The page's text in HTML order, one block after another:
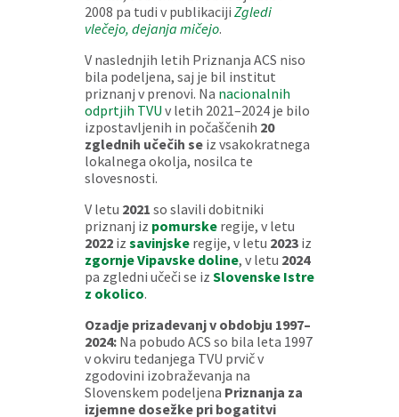
2008 pa tudi v publikaciji Zgledi
vlečejo, dejanja mičejo.
V naslednjih letih Priznanja ACS niso
bila podeljena, saj je bil institut
priznanj v prenovi. Na nacionalnih
odprtjih TVU v letih 2021–2024 je bilo
izpostavljenih in počaščenih 20
zglednih učečih seiz vsakokratnega
lokalnega okolja, nosilca te
slovesnosti.
V letu 2021 so slavili dobitniki
priznanj iz pomurske regije, v letu
2022 iz savinjske regije, v letu 2023iz
zgornje Vipavske doline, v letu 2024
pa zgledni učeči se iz Slovenske Istre
z okolico.
Ozadje prizadevanj v obdobju 1997–
2024:Na pobudo ACS so bila leta 1997
v okviru tedanjega TVU prvič v
zgodovini izobraževanja na
Slovenskem podeljena Priznanja za
izjemne dosežke pri bogatitvi